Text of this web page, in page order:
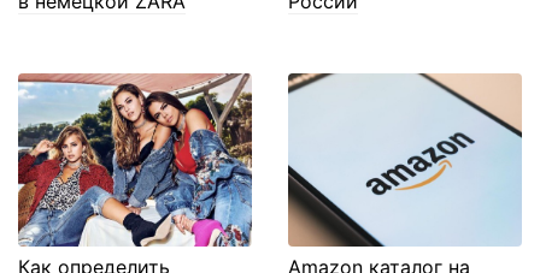
Как определить
Amazon каталог на